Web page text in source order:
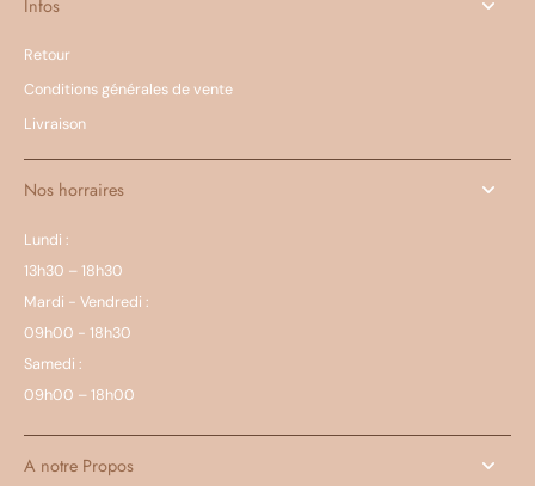
Infos
Retour
Conditions générales de vente
Livraison
Nos horraires
Lundi :
13h30 – 18h30
Mardi - Vendredi :
09h00 - 18h30
Samedi :
09h00 – 18h00
A notre Propos